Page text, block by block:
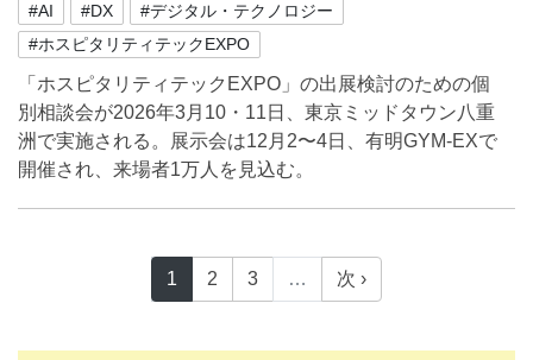
#AI #DX
#デジタル・テクノロジー
#ホスピタリティテックEXPO
「ホスピタリティテックEXPO」の出展検討のための個
別相談会が2026年3月10・11日、東京ミッドタウン八重
洲で実施される。展示会は12月2〜4日、有明GYM-EXで
開催され、来場者1万人を見込む。
1 2 3 … 次 ›